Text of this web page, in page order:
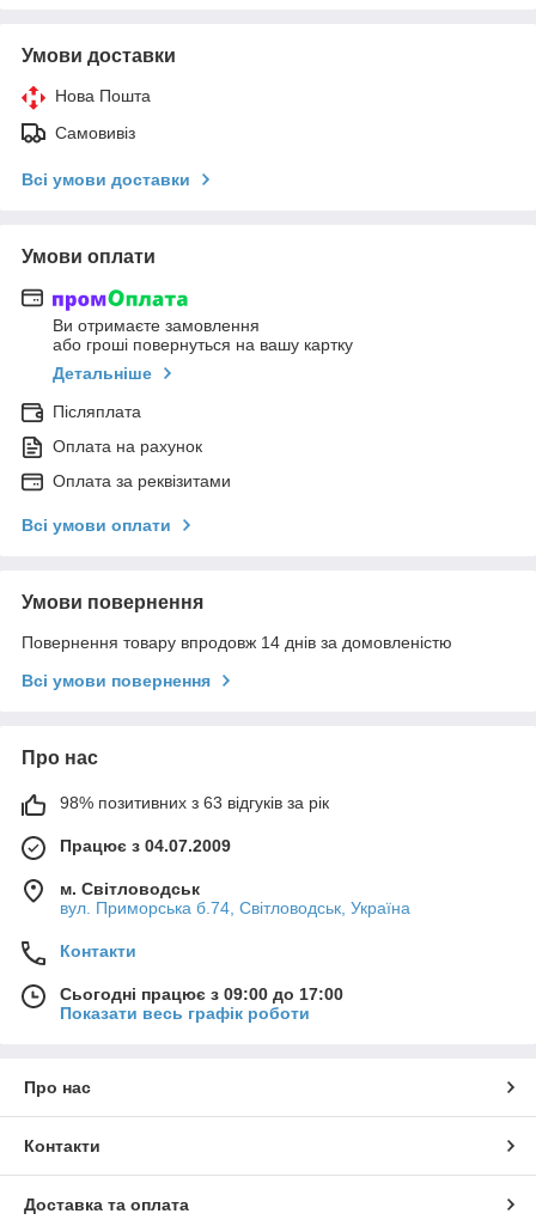
Умови доставки
Нова Пошта
Самовивіз
Всі умови доставки
Умови оплати
Ви отримаєте замовлення
або гроші повернуться на вашу картку
Детальніше
Післяплата
Оплата на рахунок
Оплата за реквізитами
Всі умови оплати
Умови повернення
Повернення товару впродовж 14 днів за домовленістю
Всі умови повернення
Про нас
98% позитивних з 63 відгуків за рік
Працює з 04.07.2009
м. Світловодськ
вул. Приморська б.74, Світловодськ, Україна
Контакти
Сьогодні працює з 09:00 до 17:00
Показати весь графік роботи
Про нас
Контакти
Доставка та оплата